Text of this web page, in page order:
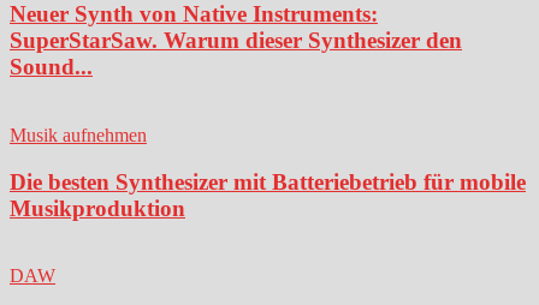
Neuer Synth von Native Instruments:
SuperStarSaw. Warum dieser Synthesizer den
Sound...
Musik aufnehmen
Die besten Synthesizer mit Batteriebetrieb für mobile
Musikproduktion
DAW